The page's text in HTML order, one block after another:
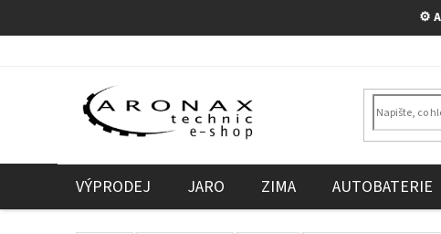
⚙️
VÝPRODEJ JARO ZIMA AUTOBATERIE